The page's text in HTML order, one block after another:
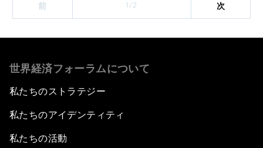
前 1/2 次
世界経済フォーラムについて
私たちのストラテジー
私たちのアイデンティティ
私たちの活動